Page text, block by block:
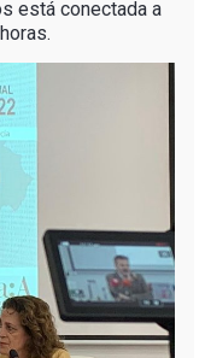
está conectada a